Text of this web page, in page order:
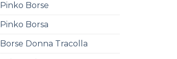
Pinko Borse
Pinko Borsa
Borse Donna Tracolla